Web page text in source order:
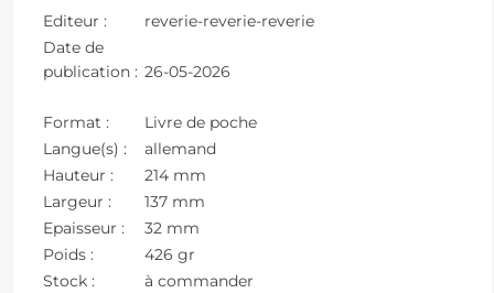
Editeur :
reverie-reverie-reverie
Date de
publication : 26-05-2026
Format :
Livre de poche
Langue(s) :
allemand
Hauteur :
214 mm
Largeur :
137 mm
Epaisseur :
32 mm
Poids :
426 gr
Stock :
à commander